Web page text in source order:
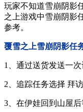
玩家不知道雪崩阴影
之上游戏中雪崩阴影
参考。
覆雪之上雪崩阴影任
1、通过送货发送一次
2、追踪任务选择 拜
3、在伊娃回到山屋后